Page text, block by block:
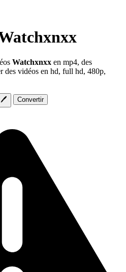
Watchxnxx en mp4, des
des vidéos en hd, full hd, 480p,